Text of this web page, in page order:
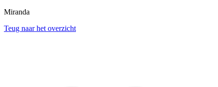
Miranda
Teug naar het overzicht